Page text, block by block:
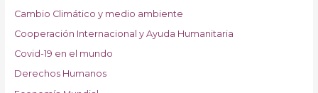
Cambio Climático y medio ambiente
Cooperación Internacional y Ayuda Humanitaria
Covid-19 en el mundo
Derechos Humanos